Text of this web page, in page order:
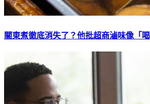
關東煮徹底消失了？他批超商滷味像「